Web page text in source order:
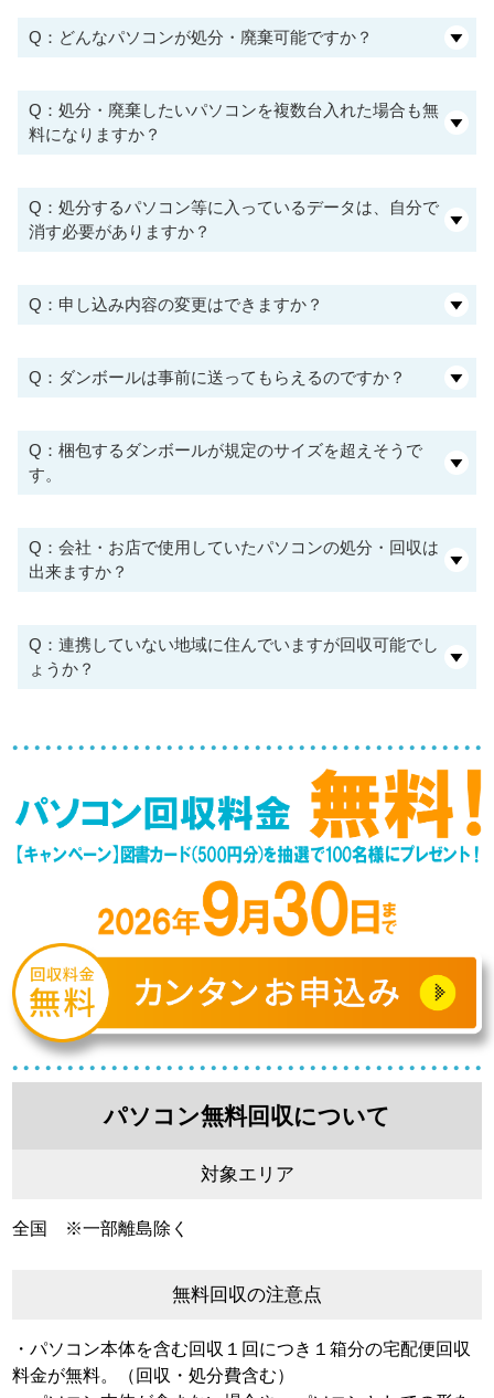
Q：どんなパソコンが処分・廃棄可能ですか？
Q：処分・廃棄したいパソコンを複数台入れた場合も無
料になりますか？
Q：処分するパソコン等に入っているデータは、自分で
消す必要がありますか？
Q：申し込み内容の変更はできますか？
Q：ダンボールは事前に送ってもらえるのですか？
Q：梱包するダンボールが規定のサイズを超えそうで
す。
Q：会社・お店で使用していたパソコンの処分・回収は
出来ますか？
Q：連携していない地域に住んでいますが回収可能でし
ょうか？
パソコン無料回収について
対象エリア
全国 ※一部離島除く
無料回収の注意点
・パソコン本体を含む回収１回につき１箱分の宅配便回収
料金が無料。（回収・処分費含む）